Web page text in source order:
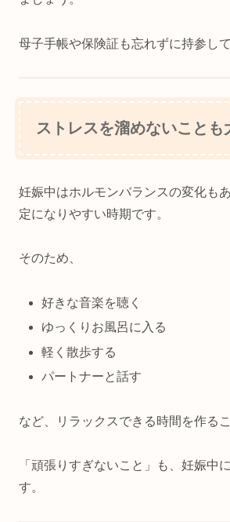
母子手帳や保険証も忘れずに持参し
ストレスを溜めないことも
妊娠中はホルモンバランスの変化も
定になりやすい時期です。
そのため、
好きな音楽を聴く
ゆっくりお風呂に入る
軽く散歩する
パートナーと話す
など、リラックスできる時間を作る
「頑張りすぎないこと」も、妊娠中
す。